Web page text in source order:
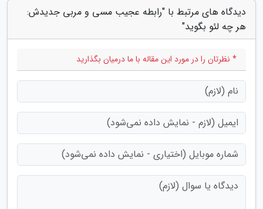
دیدگاه های مرتبط با "رابطه عجیب مسی و مربی جدیدش:
هر چه لئو بگوید"
* نظرتان را در مورد این مقاله با ما درمیان بگذارید